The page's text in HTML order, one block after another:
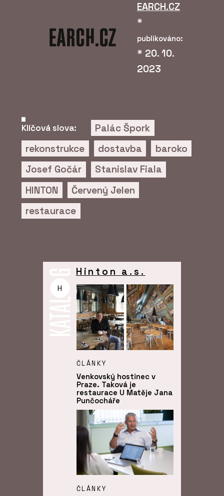
EARCH.CZ
*
publikováno:
* 20. 10.
2023
Klíčová slova:
Palác Špork
rekonstrukce
dostavba
baroko
Josef Gočár
Stanislav Fiala
HINTON
Červený Jelen
restaurace
H
Hinton a.s.
ČLÁNKY
Venkovský hostinec v
Praze. Taková je
restaurace U Matěje Jana
Punčocháře
ČLÁNKY